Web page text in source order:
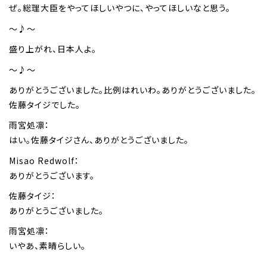
ぜ。総理大臣をやってほしいやつに、やってほしいなと思う。
～♪～
盛り上がれ、日本人よ。
～♪～
ありがとうございました。比例はれいわ。ありがとうございました。
佐藤タイジでした。
雨宮処凛：
はい。佐藤タイジさん、ありがとうございました。
Misao Redwolf：
ありがとうございます。
佐藤タイジ：
ありがとうございました。
雨宮処凛：
いやあ、素晴らしい。